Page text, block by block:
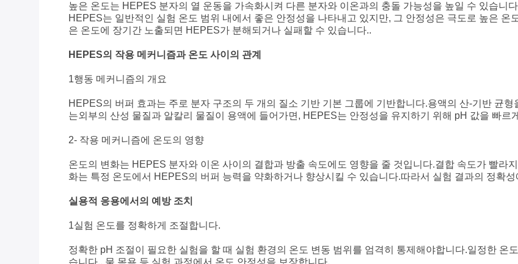
높은 온도는 HEPES 분자의 열 운동을 가속화시켜 다른 분자와 이온과의 충돌 가능성을 높일 수 있습니
HEPES는 일반적인 실험 온도 범위 내에서 좋은 안정성을 나타내고 있지만, 그 안정성은 극도로 높은 온
은 온도에 장기간 노출되면 HEPES가 분해되거나 실패할 수 있습니다..
HEPES의 작용 메커니즘과 온도 사이의 관계
1행동 메커니즘의 개요
HEPES의 버퍼 효과는 주로 분자 구조의 두 개의 질소 기반 기본 그룹에 기반합니다.용액의 산-기반 균
는외부의 산성 물질과 알칼리 물질이 용액에 들어가면, HEPES는 안정성을 유지하기 위해 pH 값을 빠르
2- 작용 메커니즘에 온도의 영향
온도의 변화는 HEPES 분자와 이온 사이의 결합과 방출 속도에도 영향을 줄 것입니다.결합 속도가 빨라
화는 특정 온도에서 HEPES의 버퍼 능력을 약화하거나 향상시킬 수 있습니다.따라서 실험 결과의 정확
실용적 응용에서의 예방 조치
1실험 온도를 정확하게 조절합니다.
정확한 pH 조절이 필요한 실험을 할 때 실험 환경의 온도 변동 범위를 엄격히 통제해야합니다.일정한 온
습니다., 물 목욕 등 실험 과정에서 온도 안정성을 보장합니다.